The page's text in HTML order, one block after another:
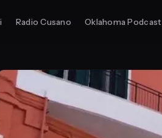
Radio Cusano Oklahoma Podcast